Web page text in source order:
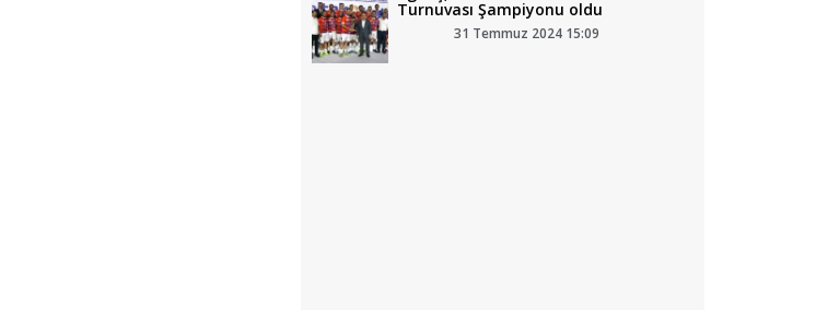
Turnuvası Şampiyonu oldu
31 Temmuz 2024 15:09